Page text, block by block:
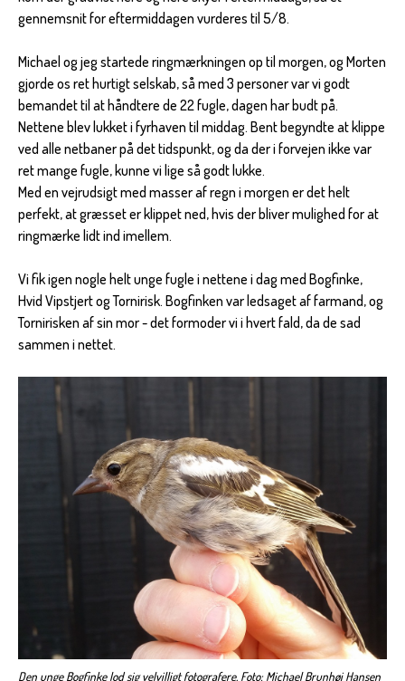
gennemsnit for eftermiddagen vurderes til 5/8.
Michael og jeg startede ringmærkningen op til morgen, og Morten
gjorde os ret hurtigt selskab, så med 3 personer var vi godt
bemandet til at håndtere de 22 fugle, dagen har budt på.
Nettene blev lukket i fyrhaven til middag. Bent begyndte at klippe
ved alle netbaner på det tidspunkt, og da der i forvejen ikke var
ret mange fugle, kunne vi lige så godt lukke.
Med en vejrudsigt med masser af regn i morgen er det helt
perfekt, at græsset er klippet ned, hvis der bliver mulighed for at
ringmærke lidt ind imellem.
Vi fik igen nogle helt unge fugle i nettene i dag med Bogfinke,
Hvid Vipstjert og Tornirisk. Bogfinken var ledsaget af farmand, og
Tornirisken af sin mor - det formoder vi i hvert fald, da de sad
sammen i nettet.
Den unge Bogfinke lod sig velvilligt fotografere. Foto: Michael Brunhøj Hansen